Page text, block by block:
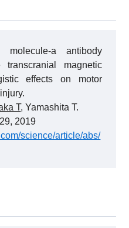
molecule-a antibody
transcranial magnetic
effects on motor
T, Yamashita T.
2019
science/article/abs/